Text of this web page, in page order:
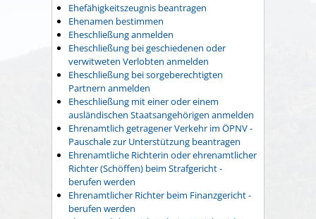
Ehefähigkeitszeugnis beantragen
Ehenamen bestimmen
Eheschließung anmelden
Eheschließung bei geschiedenen oder
verwitweten Verlobten anmelden
Eheschließung bei sorgeberechtigten
Partnern anmelden
Eheschließung mit einer oder einem
ausländischen Staatsangehörigen anmelden
Ehrenamtlich getragener Verkehr im ÖPNV -
Pauschale zur Unterstützung beantragen
Ehrenamtliche Richterin oder ehrenamtlicher
Richter (Schöffen) beim Strafgericht -
berufen werden
Ehrenamtlicher Richter beim Finanzgericht -
berufen werden